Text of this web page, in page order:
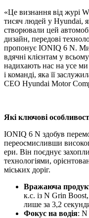
«Це визнання від журі
тисяч людей у Hyundai,
створювали цей
дизайн, передові
пропонує IONIQ 6 N. Ми
вдячні клієнтам у
надихають нас на усе
і команді, яка її
CEO Hyundai Motor
Які ключові
IONIQ 6 N здобув
переосмисливши
ери. Він поєднує
технологіями,
міських доріг.
Вражаюча
к.с. із N Grin
лише за 3,2
Фокус на водія: N